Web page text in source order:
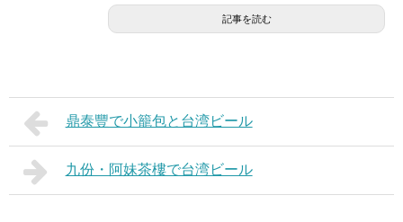
記事を読む
鼎泰豐で小籠包と台湾ビール
九份・阿妹茶樓で台湾ビール